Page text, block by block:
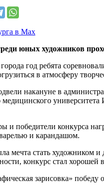
юных художников
год ребята
в атмосферу
накануне в
медицинского
и победители конкурса
и карандашом.
мечта стать художником
конкурс стал
зарисовка»